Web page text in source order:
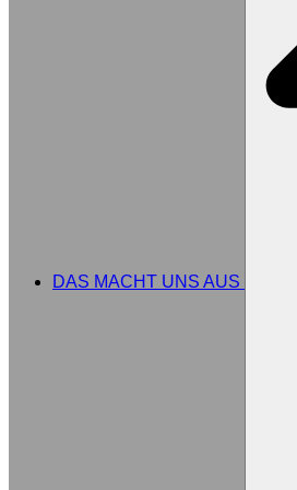
DAS MACHT UNS AUS